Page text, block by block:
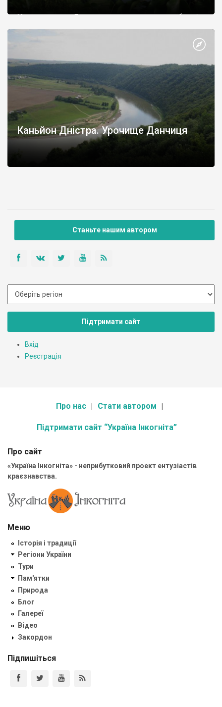
Мальовниче село Долина розташовано на правому березі
Вид на село з дністровської кручі:
Каньйон Дністра. Урочище Данчиця
Станьте нашим автором
Підтримати сайт
Вхід
Реєстрація
Про нас Стати автором
Підтримати сайт “Україна Інкогніта”
Про сайт
«Україна Інкогніта» - неприбутковий проект ентузіастів
краєзнавства.
Меню
Історія і традиції
Регіони України
Тури
Пам'ятки
Природа
Блог
Галереї
Відео
Закордон
Підпишіться